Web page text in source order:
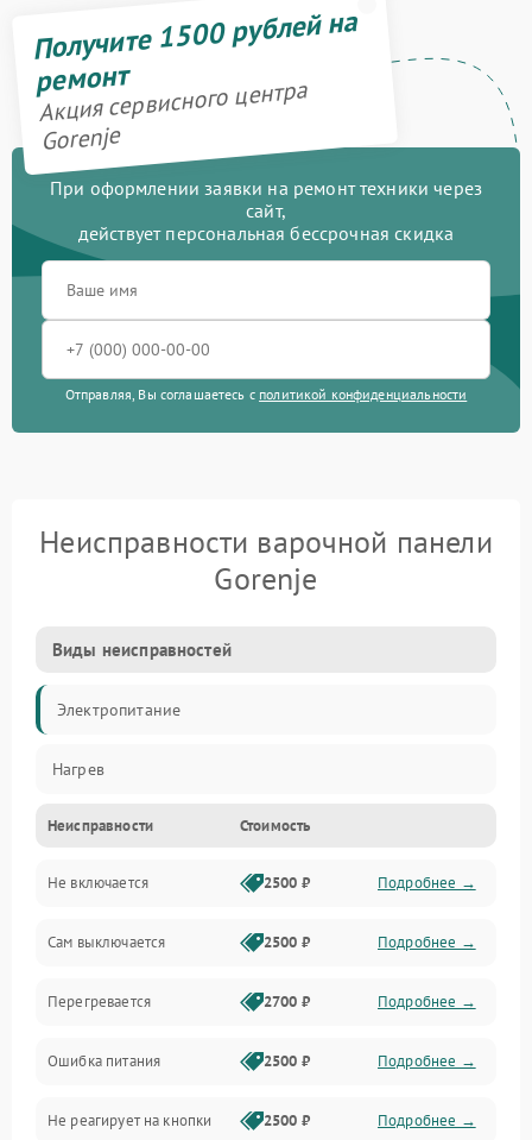
Получите 1500 рублей на
ремонт
Акция сервисного центра
Gorenje
При оформлении заявки на ремонт техники через
сайт,
действует персональная бессрочная скидка
Отправляя, Вы соглашаетесь с политикой конфиденциальности
Неисправности варочной панели
Gorenje
Виды неисправностей
Электропитание
Нагрев
Неисправности Стоимость
Не включается 2500 ₽ Подробнее →
Сам выключается 2500 ₽ Подробнее →
Перегревается 2700 ₽ Подробнее →
Ошибка питания 2500 ₽ Подробнее →
Не реагирует на кнопки 2500 ₽ Подробнее →